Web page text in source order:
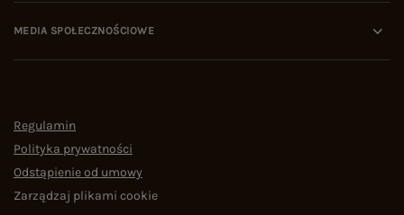
MEDIA SPOŁECZNOŚCIOWE
Regulamin
Polityka prywatności
Odstąpienie od umowy
Zarządzaj plikami cookie